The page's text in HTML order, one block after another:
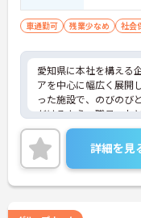
車通勤可 残業少なめ 社会
愛知県に本社を構える
アを中心に幅広く展開
った施設で、のびのび
だけるよう、職員一丸
介護士のほか管理栄養
まな専門知識を持った
ョンの垣根を超えて連
やすい環境です。現場
使ってケア記録ができ
業務の負担、効率化に
詳細を見